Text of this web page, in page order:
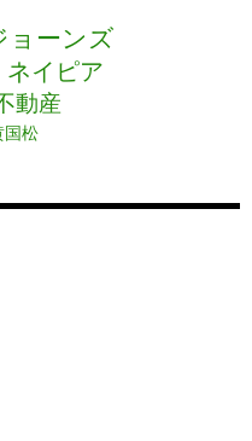
ョーンズ
ネイピア
動産
国松